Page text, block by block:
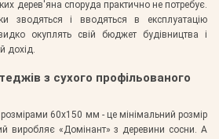
дерев'яна споруда практично не потребує.
зводяться і вводяться в експлуатацію
окуплять свій бюджет будівництва і
дохід.
з сухого профільованого
60х150 мм - це мінімальний розмір
виробляє «Домінант» з деревини сосни. А